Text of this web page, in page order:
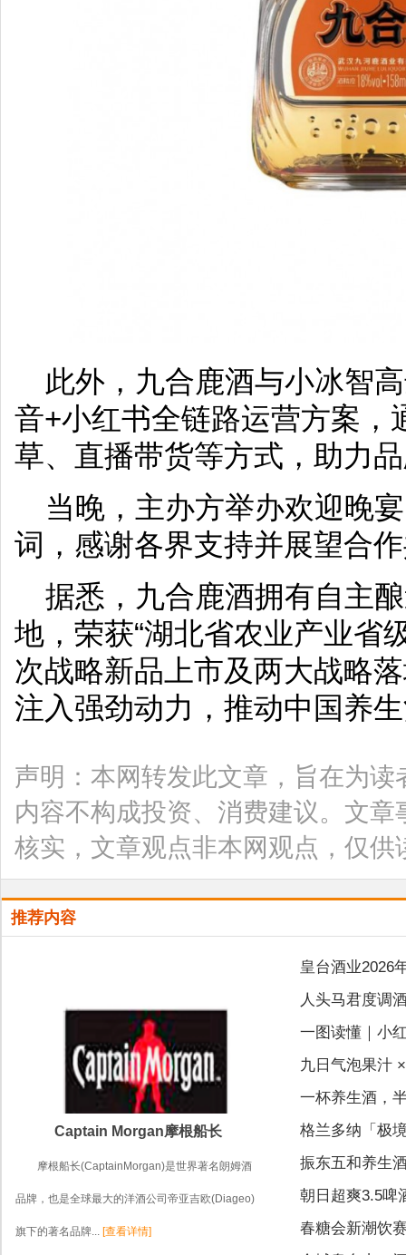
此外，九合鹿酒与小冰智
音+小红书全链路运营方案，
草、直播带货等方式，助力
当晚，主办方举办欢迎晚
词，感谢各界支持并展望合
据悉，九合鹿酒拥有自主
地，荣获“湖北省农业产业省
次战略新品上市及两大战略
注入强劲动力，推动中国养
声明：本网转发此文章，旨在为
内容不构成投资、消费建议。文
核实，文章观点非本网观点，仅供
推荐内容
Captain Morgan摩根船长
摩根船长(CaptainMorgan)是世界著名朗姆酒
品牌，也是全球最大的洋酒公司帝亚吉欧(Diageo)
旗下的著名品牌... [查看详情]
皇台酒业2026
人头马君度调
一图读懂｜小
九日气泡果汁
一杯养生酒，
格兰多纳「极
振东五和养生
朝日超爽3.5啤
春糖会新潮饮